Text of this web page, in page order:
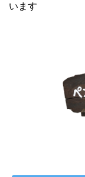
います